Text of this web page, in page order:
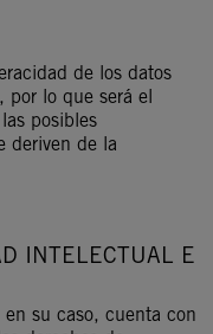
de los datos
por lo que será el
posibles
deriven de la
INTELECTUAL E
su caso, cuenta con